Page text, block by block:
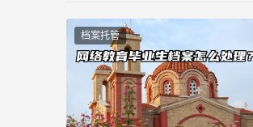
档案托管